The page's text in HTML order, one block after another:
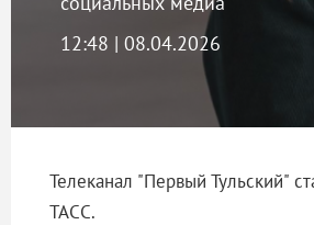
12:48 | 08.04.2026
Телеканал "Первый Тульский"
ТАСС.